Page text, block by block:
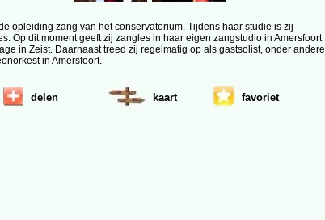
opleiding zang van het conservatorium. Tijdens haar studie is zij
Op dit moment geeft zij zangles in haar eigen zangstudio in Amersfoort
in Zeist. Daarnaast treed zij regelmatig op als gastsolist, onder andere
in Amersfoort.
delen kaart favoriet